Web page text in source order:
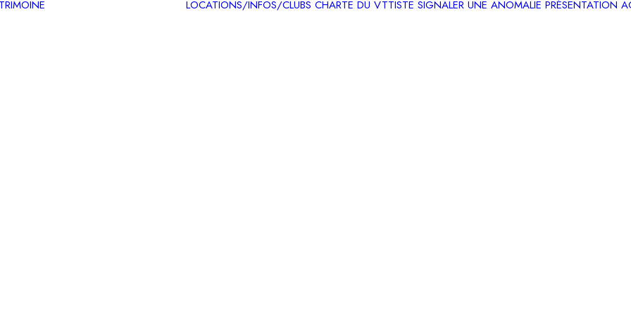
LOCATIONS/INFOS/CLUBS CHARTE DU VTTISTE SIGNALER UNE ANOMALIE PRÉSENTATION